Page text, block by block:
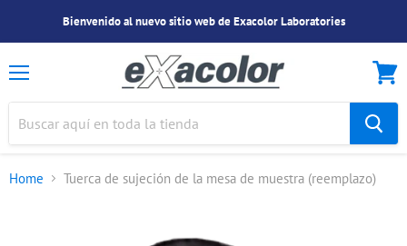
Bienvenido al nuevo sitio web de Exacolor Laboratories
Home Tuerca de sujeción de la mesa de muestra (reemplazo)